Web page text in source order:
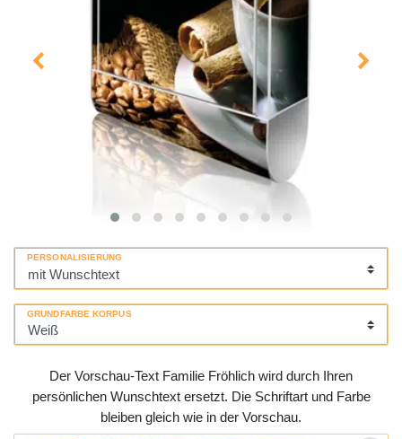
PERSONALISIERUNG
GRUNDFARBE KORPUS
Der Vorschau-Text Familie Fröhlich wird durch Ihren
persönlichen Wunschtext ersetzt. Die Schriftart und Farbe
bleiben gleich wie in der Vorschau.